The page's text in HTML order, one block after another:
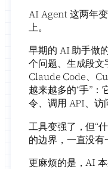
AI Agent 这两年
上。
早期的 AI 助手做
个问题、生成段文
Claude Code、
越来越多的“手”
令、调用 API、访
工具变强了，但“
的边界，一直没有
更麻烦的是，AI